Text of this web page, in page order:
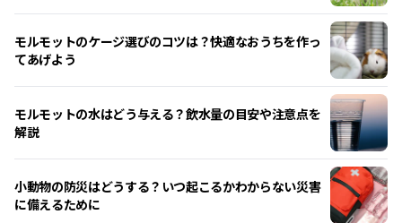
モルモットのケージ選びのコツは？快適なおうちを作っ
てあげよう
モルモットの水はどう与える？飲水量の目安や注意点を
解説
小動物の防災はどうする？いつ起こるかわからない災害
に備えるために